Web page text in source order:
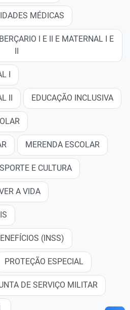
MÉDICAS
I E II E MATERNAL I E
I
II EDUCAÇÃO INCLUSIVA
MERENDA ESCOLAR
E CULTURA
A VIDA
(INSS)
PROTEÇÃO ESPECIAL
DE SERVIÇO MILITAR